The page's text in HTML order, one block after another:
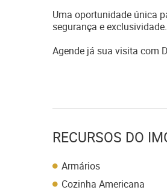
Uma oportunidade única
segurança e exclusividade.
Agende já sua visita com
RECURSOS DO
Armários
Cozinha Americana